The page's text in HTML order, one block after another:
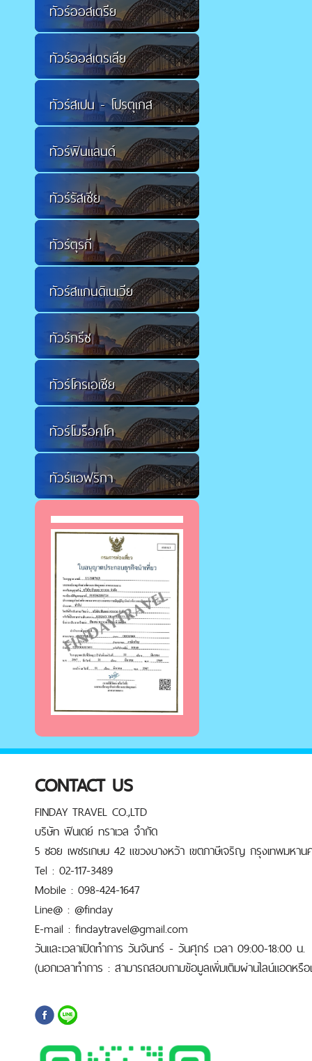
ทัวร์ออสเตรีย
ทัวร์ออสเตรเลีย
ทัวร์สเปน - โปรตุเกส
ทัวร์ฟินแลนด์
ทัวร์รัสเซีย
ทัวร์ตุรกี
ทัวร์สแกนดิเนเวีย
ทัวร์กรีซ
ทัวร์โครเอเชีย
ทัวร์โมร็อคโค
ทัวร์แอฟริกา
CONTACT US
FINDAY TRAVEL CO.,LTD
บริษัท ฟินเดย์ ทราเวล จำกัด
5 ซอย เพชรเกษม 42 แขวงบางหว้า เขตภาษีเจริญ กรุงเทพมหาน
Tel : 02-117-3489
Mobile : 098-424-1647
Line@ : @finday
E-mail : findaytravel@gmail.com
วันและเวลาเปิดทำการ วันจันทร์ - วันศุกร์ เวลา 09:00-18:00 น.
(นอกเวลาทำการ : สามารถสอบถามข้อมูลเพิ่มเติมผ่านไลน์แอดหรือ